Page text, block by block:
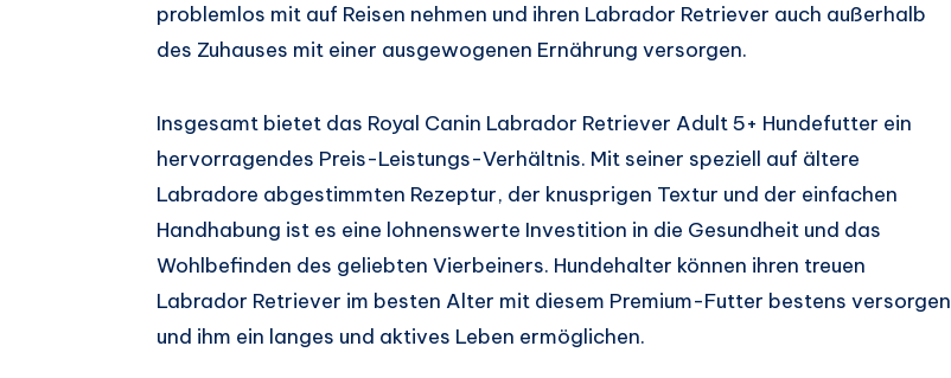
problemlos mit auf Reisen nehmen und ihren Labrador Retriever auch außerhalb
des Zuhauses mit einer ausgewogenen Ernährung versorgen.
Insgesamt bietet das Royal Canin Labrador Retriever Adult 5+ Hundefutter ein
hervorragendes Preis-Leistungs-Verhältnis. Mit seiner speziell auf ältere
Labradore abgestimmten Rezeptur, der knusprigen Textur und der einfachen
Handhabung ist es eine lohnenswerte Investition in die Gesundheit und das
Wohlbefinden des geliebten Vierbeiners. Hundehalter können ihren treuen
Labrador Retriever im besten Alter mit diesem Premium-Futter bestens versorgen
und ihm ein langes und aktives Leben ermöglichen.